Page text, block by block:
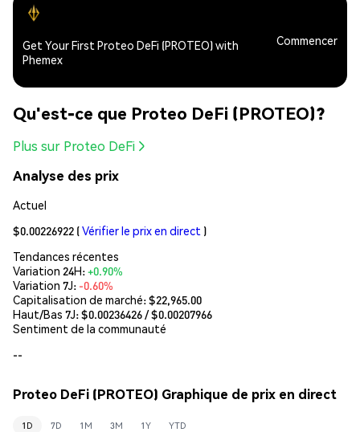
Get Your First Proteo DeFi (PROTEO) with
Phemex
Commencer
Qu'est-ce que Proteo DeFi (PROTEO)?
Plus sur Proteo DeFi
Analyse des prix
Actuel
$0.00226922 (Vérifier le prix en direct )
Tendances récentes
Variation 24H:+0.90%
Variation 7J: -0.60%
Capitalisation de marché:$22,965.00
Haut/Bas 7J: $0.00236426/ $0.00207966
Sentiment de la communauté
--
Proteo DeFi (PROTEO) Graphique de prix en direct
1D 7D 1M 3M 1Y YTD